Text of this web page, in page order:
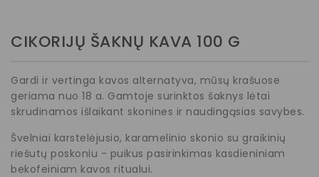
CIKORIJŲ ŠAKNŲ KAVA 100 G
Gardi ir vertinga kavos alternatyva, mūsų krašuose
geriama nuo 18 a. Gamtoje surinktos šaknys lėtai
skrudinamos išlaikant skonines ir naudingąsias savybes.
Švelniai karstelėjusio, karamelinio skonio su graikinių
riešutų poskoniu - puikus pasirinkimas kasdieniniam
bekofeiniam kavos ritualui.